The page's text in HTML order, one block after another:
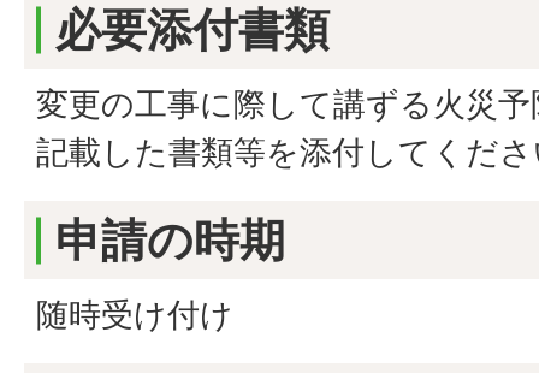
必要添付書類
変更の工事に際して講ずる火災
記載した書類等を添付してくだ
申請の時期
随時受け付け